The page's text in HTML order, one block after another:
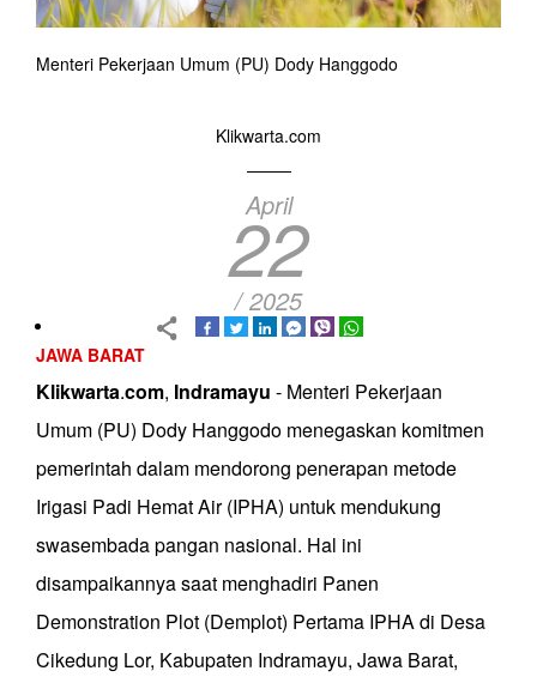
Menteri Pekerjaan Umum (PU) Dody Hanggodo
Klikwarta.com
April
22
/ 2025
JAWA BARAT
Klikwarta.com, Indramayu - Menteri Pekerjaan
Umum (PU) Dody Hanggodo menegaskan komitmen
pemerintah dalam mendorong penerapan metode
Irigasi Padi Hemat Air (IPHA) untuk mendukung
swasembada pangan nasional. Hal ini
disampaikannya saat menghadiri Panen
Demonstration Plot (Demplot) Pertama IPHA di Desa
Cikedung Lor, Kabupaten Indramayu, Jawa Barat,